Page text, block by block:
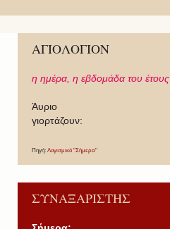
ΑΓΙΟΛΟΓΙΟΝ
η ημέρα, η εβδομάδα του έτους
Άυριο
γιορτάζουν:
Πηγή: Λογισμικό "Σήμερα"
ΣΥΝΑΞΑΡΙΣΤΗΣ